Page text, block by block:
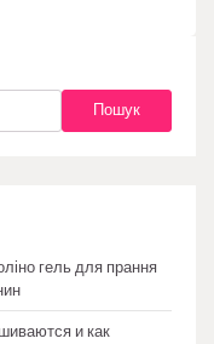
Пошук
гель для прання
и как